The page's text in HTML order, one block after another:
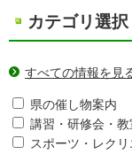
カテゴリ選択
すべての情報を見
県の催し物案内
講習・研修会・教
スポーツ・レク